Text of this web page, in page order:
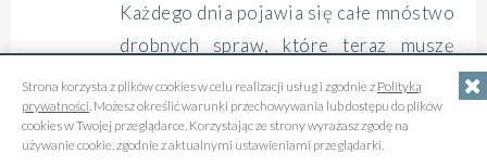
Każdego dnia pojawia się całe mnóstwo
drobnych spraw, które teraz muszę
sama załatwiać. Wymieniam żarówki,
naprawiam bramę do ogrodu.
Strona korzysta z plików cookies w celu realizacji usług i zgodnie z Polityką
prywatności. Możesz określić warunki przechowywania lub dostępu do plików
cookies w Twojej przeglądarce. Korzystając ze strony wyrażasz zgodę na
używanie cookie, zgodnie z aktualnymi ustawieniami przeglądarki.